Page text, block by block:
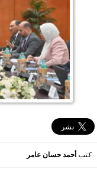
كتب أحمد حسان عامر